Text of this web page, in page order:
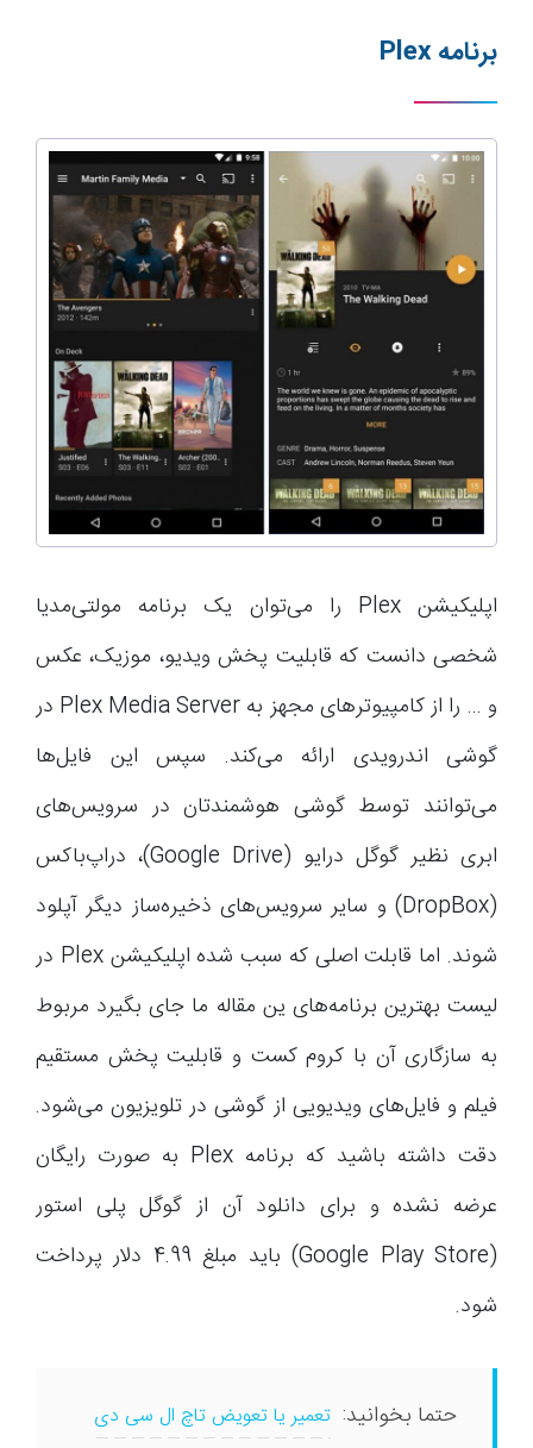
برنامهPlex
اپلیکیشن Plex را می‌توان یک برنامه مولتی‌مدیا
شخصی دانست که قابلیت پخش ویدیو، موزیک، عکس
و … را از کامپیوترهای مجهز به Plex Media Server در
گوشی اندرویدی ارائه می‌کند. سپس این فایل‌ها
می‌توانند توسط گوشی هوشمندتان در سرویس‌های
ابری نظیر گوگل درایو (Google Drive)، دراپ‌باکس
(DropBox) و سایر سرویس‌های ذخیره‌ساز دیگر آپلود
شوند. اما قابلت اصلی که سبب شده اپلیکیشن Plex در
لیست بهترین برنامه‌های ین مقاله ما جای بگیرد مربوط
به سازگاری آن با کروم کست و قابلیت پخش مستقیم
فیلم و فایل‌های ویدیویی از گوشی در تلویزیون می‌شود.
دقت داشته باشید که برنامه Plex به صورت رایگان
عرضه نشده و برای دانلود آن از گوگل پلی استور
(Google Play Store) باید مبلغ 4.99 دلار پرداخت
شود.
حتما بخوانید: تعمیر یا تعویض تاچ ال سی دی